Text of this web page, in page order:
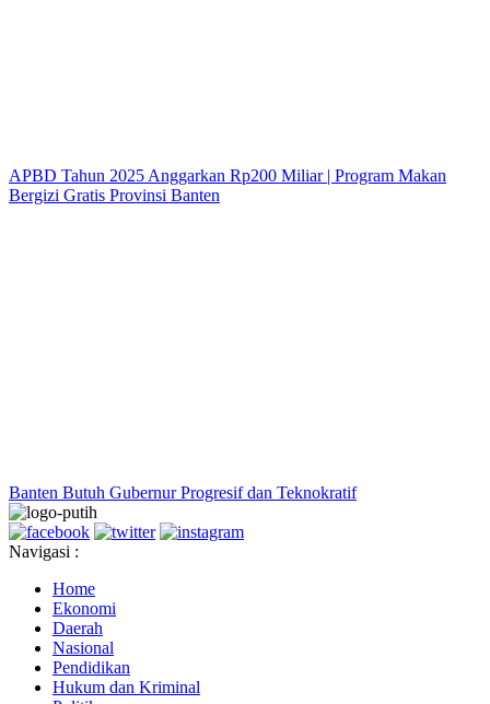
APBD Tahun 2025 Anggarkan Rp200 Miliar | Program Makan
Bergizi Gratis Provinsi Banten
Banten Butuh Gubernur Progresif dan Teknokratif
Navigasi :
Home
Ekonomi
Daerah
Nasional
Pendidikan
Hukum dan Kriminal